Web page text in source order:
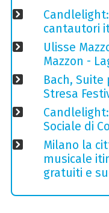
cantautori
Ulisse
Mazzon -
Bach,
Stresa
Sociale di
Milano la
musicale
gratuiti e